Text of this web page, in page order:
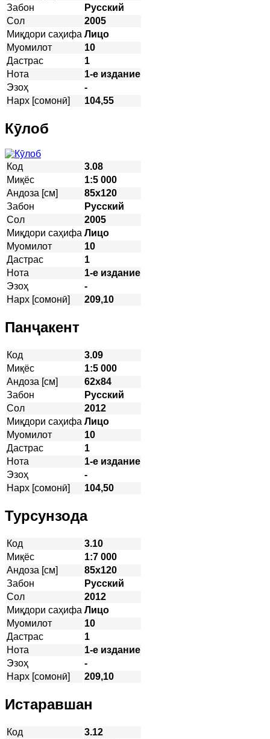
Забон
Русский
Сол
2005
Миқдори саҳифа Лицо
Муомилот
10
Дастрас
1
Нота
1-е издание
Эзоҳ
-
Нарх [сомонӣ]
104,55
Кӯлоб
Код
3.08
Миқёс
1:5 000
Андоза [см]
85х120
Забон
Русский
Сол
2005
Миқдори саҳифа Лицо
Муомилот
10
Дастрас
1
Нота
1-е издание
Эзоҳ
-
Нарх [сомонӣ]
209,10
Панҷакент
Код
3.09
Миқёс
1:5 000
Андоза [см]
62х84
Забон
Русский
Сол
2012
Миқдори саҳифа Лицо
Муомилот
10
Дастрас
1
Нота
1-е издание
Эзоҳ
-
Нарх [сомонӣ]
104,50
Турсунзода
Код
3.10
Миқёс
1:7 000
Андоза [см]
85х120
Забон
Русский
Сол
2012
Миқдори саҳифа Лицо
Муомилот
10
Дастрас
1
Нота
1-е издание
Эзоҳ
-
Нарх [сомонӣ]
209,10
Истаравшан
Код
3.12